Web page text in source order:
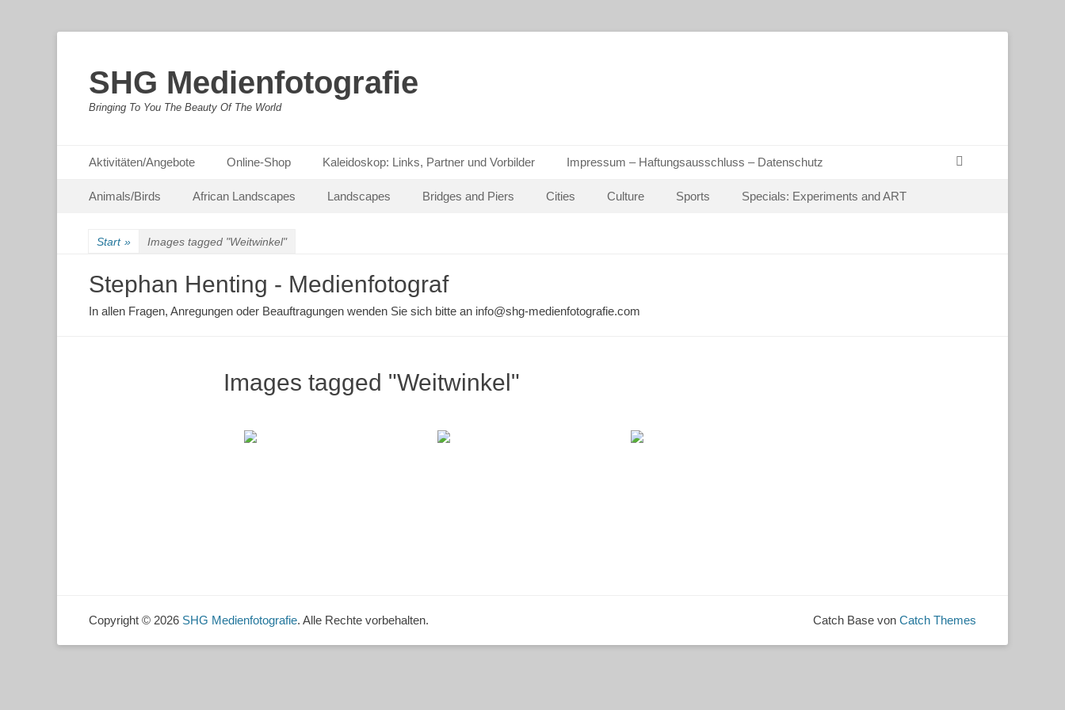
SHG Medienfotografie
Bringing To You The Beauty Of The World
Primäres Menü
Inhalt
Aktivitäten/Angebote Online-Shop Kaleidoskop: Links, Partner und Vorbilder Impressum – Haftungsausschluss – Datenschutz
Sekundäres Menü
Inhalt
Animals/Birds African Landscapes Landscapes Bridges and Piers Cities Culture Sports Specials: Experiments and ART
Start » Images tagged "Weitwinkel"
Stephan Henting - Medienfotograf
In allen Fragen, Anregungen oder Beauftragungen wenden Sie sich bitte an info@shg-medienfotografie.com
Images tagged "Weitwinkel"
Copyright © 2026 SHG Medienfotografie. Alle Rechte vorbehalten. Catch Base von Catch Themes